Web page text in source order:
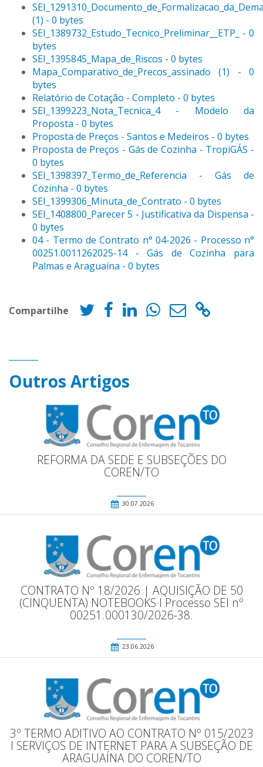
(1) - 0 bytes
SEI_1389732_Estudo_Tecnico_Preliminar__ETP_ - 0
bytes
SEI_1395845_Mapa_de_Riscos - 0 bytes
Mapa_Comparativo_de_Precos_assinado (1) - 0
bytes
Relatório de Cotação - Completo - 0 bytes
SEI_1399223_Nota_Tecnica_4 - Modelo da
Proposta - 0 bytes
Proposta de Preços - Santos e Medeiros - 0 bytes
Proposta de Preços - Gás de Cozinha - TropiGÁS -
0 bytes
SEI_1398397_Termo_de_Referencia - Gás de
Cozinha - 0 bytes
SEI_1399306_Minuta_de_Contrato - 0 bytes
SEI_1408800_Parecer 5 - Justificativa da Dispensa -
0 bytes
04 - Termo de Contrato n° 04-2026 - Processo n°
00251.0011262025-14 - Gás de Cozinha para
Palmas e Araguaína - 0 bytes
Compartilhe
Outros Artigos
REFORMA DA SEDE E SUBSEÇÕES DO
COREN/TO
30.07.2026
CONTRATO Nº 18/2026 | AQUISIÇÃO DE 50
(CINQUENTA) NOTEBOOKS l Processo SEI nº
00251.000130/2026-38.
23.06.2026
3º TERMO ADITIVO AO CONTRATO Nº 015/2023
l SERVIÇOS DE INTERNET PARA A SUBSEÇÃO DE
ARAGUAÍNA DO COREN/TO